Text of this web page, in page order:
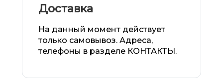
Доставка
На данный момент действует
только самовывоз. Адреса,
телефоны в разделе КОНТАКТЫ.